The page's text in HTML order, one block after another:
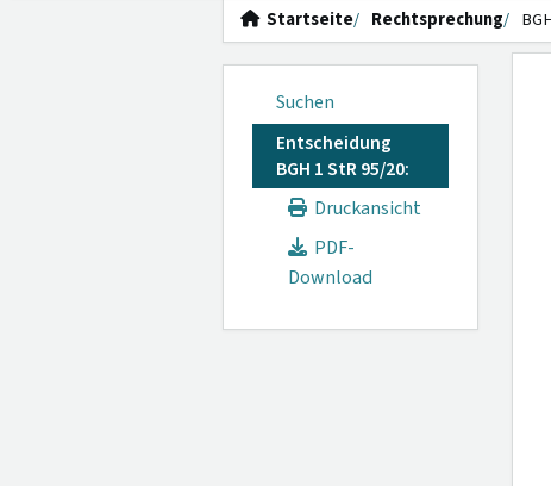
Startseite Rechtsprechung
Suchen
Entscheidung
BGH 1 StR 95/20:
Druckansicht
PDF-
Download